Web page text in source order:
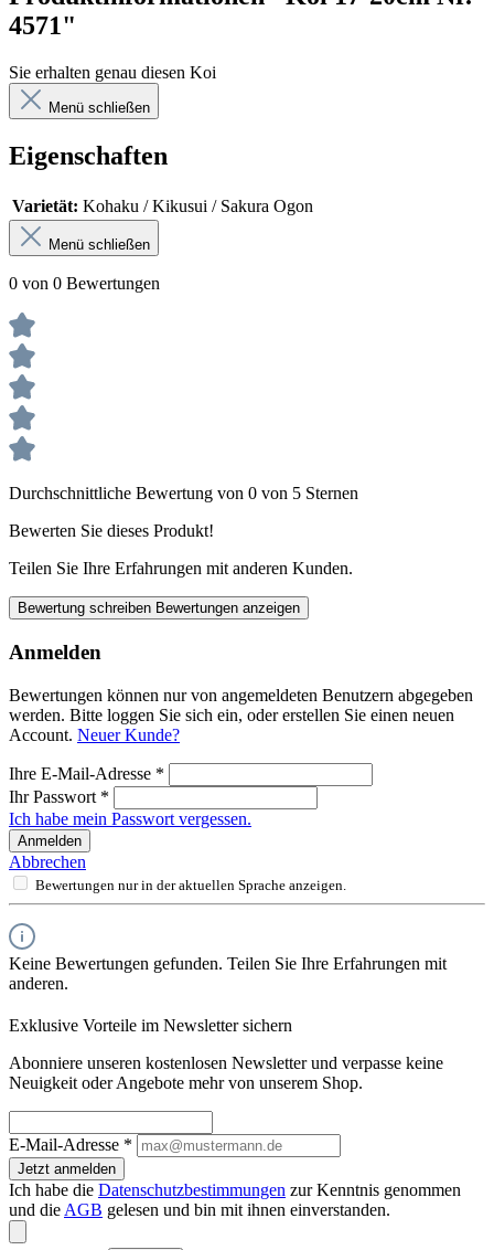
4571"
Sie erhalten genau diesen Koi
Menü schließen
Eigenschaften
Varietät: Kohaku / Kikusui / Sakura Ogon
Menü schließen
0 von 0 Bewertungen
Durchschnittliche Bewertung von 0 von 5 Sternen
Bewerten Sie dieses Produkt!
Teilen Sie Ihre Erfahrungen mit anderen Kunden.
Bewertung schreiben Bewertungen anzeigen
Anmelden
Bewertungen können nur von angemeldeten Benutzern abgegeben
werden. Bitte loggen Sie sich ein, oder erstellen Sie einen neuen
Account. Neuer Kunde?
Ihre E-Mail-Adresse *
Ihr Passwort *
Ich habe mein Passwort vergessen.
Anmelden
Abbrechen
Bewertungen nur in der aktuellen Sprache anzeigen.
Keine Bewertungen gefunden. Teilen Sie Ihre Erfahrungen mit
anderen.
Exklusive Vorteile im Newsletter sichern
Abonniere unseren kostenlosen Newsletter und verpasse keine
Neuigkeit oder Angebote mehr von unserem Shop.
E-Mail-Adresse *
Jetzt anmelden
Ich habe die Datenschutzbestimmungen zur Kenntnis genommen
und die AGB gelesen und bin mit ihnen einverstanden.